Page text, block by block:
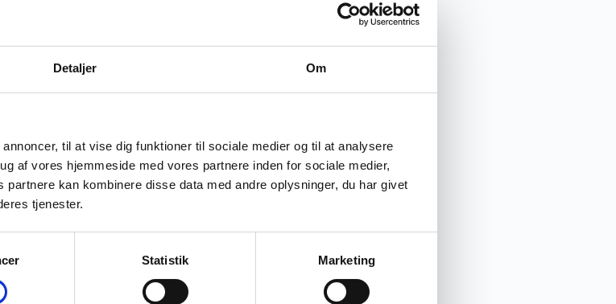
Detaljer Om
til at vise dig funktioner til sociale medier og til at analysere
af vores hjemmeside med vores partnere inden for sociale medier,
kan kombinere disse data med andre oplysninger, du har givet
tjenester.
Statistik Marketing